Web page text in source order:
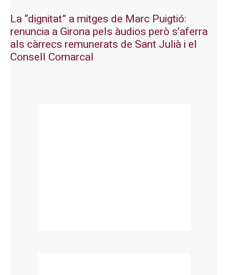
La “dignitat” a mitges de Marc Puigtió:
renuncia a Girona pels àudios però s’aferra
als càrrecs remunerats de Sant Julià i el
Consell Comarcal